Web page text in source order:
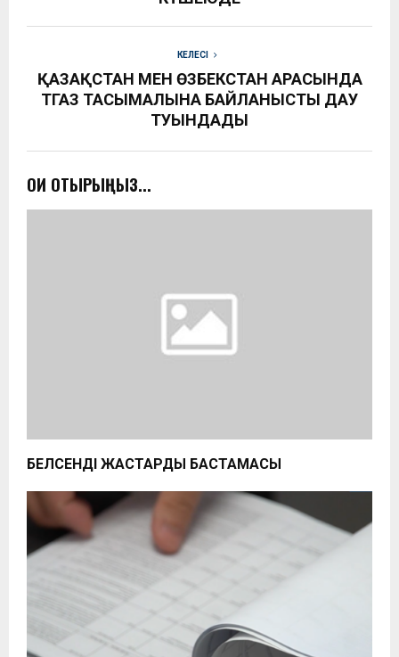
КЕЛЕСІ
ҚАЗАҚСТАН МЕН ӨЗБЕКСТАН АРАСЫНДА
ТГАЗ ТАСЫМАЛЫНА БАЙЛАНЫСТЫ ДАУ
ТУЫНДАДЫ
ОҚИ ОТЫРЫҢЫЗ...
БЕЛСЕНДІ ЖАСТАРДЫҢ БАСТАМАСЫ